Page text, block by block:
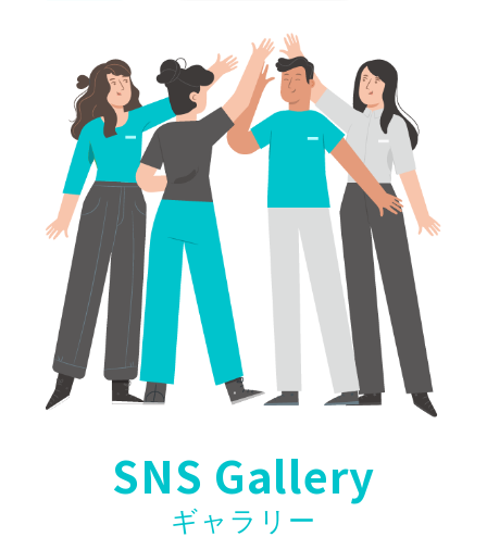
SNS Gallery
ギャラリー